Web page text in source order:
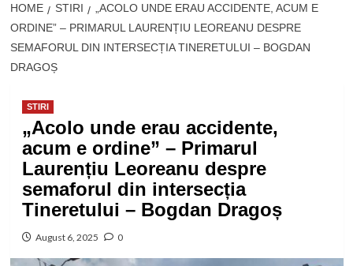
HOME STIRI
„ACOLO UNDE ERAU ACCIDENTE, ACUM E
ORDINE” – PRIMARUL LAURENȚIU LEOREANU DESPRE
SEMAFORUL DIN INTERSECȚIA TINERETULUI – BOGDAN
DRAGOȘ
STIRI
„Acolo unde erau accidente,
acum e ordine” – Primarul
Laurențiu Leoreanu despre
semaforul din intersecția
Tineretului – Bogdan Dragoș
August 6, 2025 0